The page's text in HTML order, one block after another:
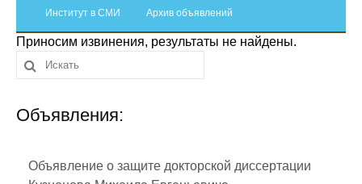
Отчетность
Противодействие коррупции
Материалы для СМИ
Публикации
Институт в СМИ Архив объявлений
Приносим извинения, результаты не найдены.
Объявления:
Объявление о защите докторской диссертации